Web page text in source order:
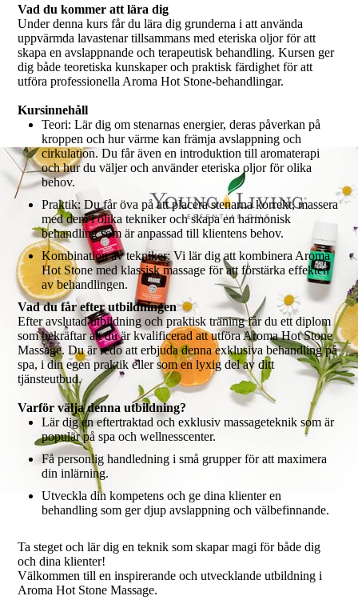
Vad du kommer att lära dig
Under denna kurs får du lära dig grunderna i att använda
uppvärmda lavastenar tillsammans med eteriska oljor för att
skapa en avslappnande och terapeutisk behandling. Kursen ger
dig både teoretiska kunskaper och praktisk färdighet för att
utföra professionella Aroma Hot Stone-behandlingar.
Kursinnehåll
Teori: Lär dig om stenarnas energier, deras påverkan på
kroppen och hur värme kan främja avslappning och
cirkulation. Du får även en introduktion till aromaterapi
och hur du väljer och använder eteriska oljor för olika
behov.
Praktik: Du får öva på att placera stenarna korrekt, massera
med dem i olika tekniker och skapa en harmonisk
behandling som är anpassad till klientens behov.
Kombination av tekniker: Vi lär dig att kombinera Aroma
Hot Stone med klassisk massage för att förstärka effekten
av behandlingen.
Vad du får efter utbildningen
Efter avslutad utbildning och praktisk träning får du ett diplom
som bekräftar att du är kvalificerad att utföra Aroma Hot Stone
Massage. Du är redo att erbjuda denna exklusiva behandling på
spa, i din egen praktik eller som en lyxig del av ditt
tjänsteutbud.
Varför välja denna utbildning?
Lär dig en eftertraktad och exklusiv massageteknik som är
populär på spa och wellnesscenter.
Få personlig handledning i små grupper för att maximera
din inlärning.
Utveckla din kompetens och ge dina klienter en
behandling som ger djup avslappning och välbefinnande.
Ta steget och lär dig en teknik som skapar magi för både dig
och dina klienter!
Välkommen till en inspirerande och utvecklande utbildning i
Aroma Hot Stone Massage.